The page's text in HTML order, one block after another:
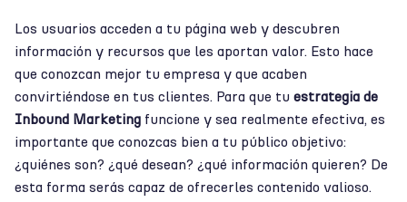
Los usuarios acceden a tu página web y descubren
información y recursos que les aportan valor. Esto hace
que conozcan mejor tu empresa y que acaben
convirtiéndose en tus clientes. Para que tu estrategia de
Inbound Marketing funcione y sea realmente efectiva, es
importante que conozcas bien a tu público objetivo:
¿quiénes son? ¿qué desean? ¿qué información quieren? De
esta forma serás capaz de ofrecerles contenido valioso.